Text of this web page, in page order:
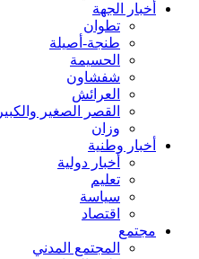
أخبار الجهة
تطوان
طنجة-أصيلة
الحسيمة
شفشاون
العرائش
القصر الصغير والكبير
وزان
أخبار وطنية
أخبار دولية
تعليم
سياسة
اقتصاد
مجتمع
المجتمع المدني